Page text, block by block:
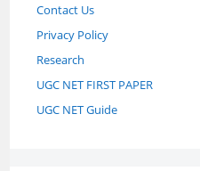
Contact Us
Privacy Policy
Research
UGC NET FIRST PAPER
UGC NET Guide